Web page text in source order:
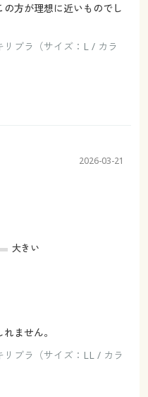
方が理想に近いものでし
ブラ（サイズ：L / カラ
2026-03-21
大きい
ません。
ブラ（サイズ：LL / カラ